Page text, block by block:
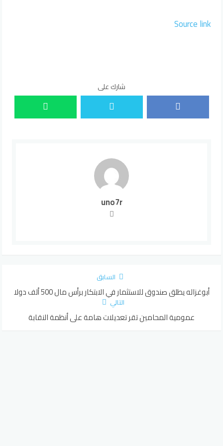
Source link
شارك على
uno7r
السابق
أبوغزاله يطلق صندوق للاستثمار في الابتكار برأس مال 500 ألف دولا
التالي
عمومية المحامين تقر تعديلات هامة على أنظمة النقابة